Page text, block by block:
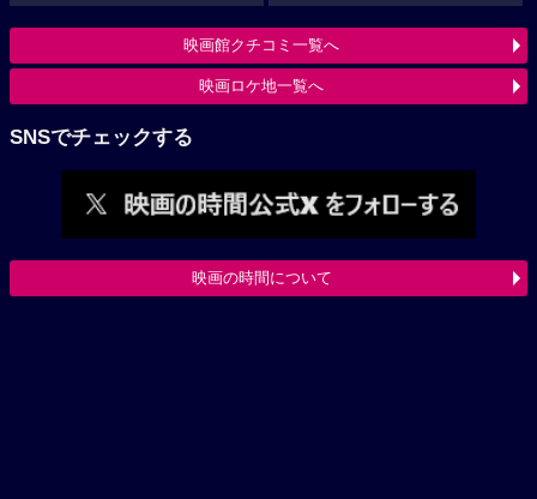
映画館クチコミ一覧へ
映画ロケ地一覧へ
SNSでチェックする
映画の時間について